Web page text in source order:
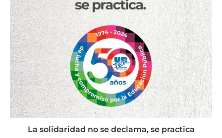
La solidaridad no se declama, se practica